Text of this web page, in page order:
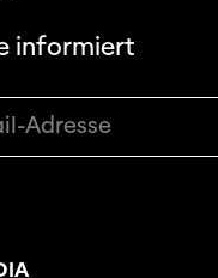
informiert